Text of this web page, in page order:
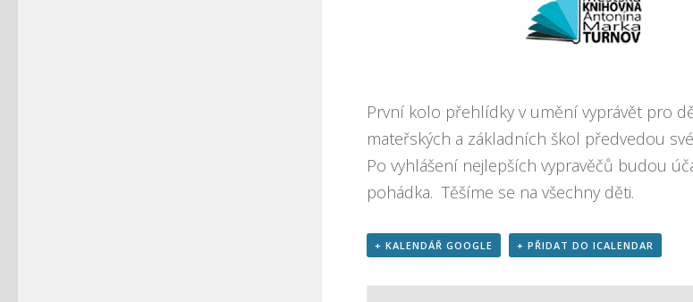
První kolo přehlídky v umění vyprávět pro
mateřských a základních škol předvedou
Po vyhlášení nejlepších vypravěčů budou
pohádka. Těšíme se na všechny děti.
+ KALENDÁŘ GOOGLE + PŘIDAT DO ICALENDAR